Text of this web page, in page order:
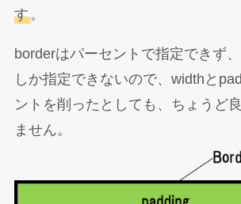
す。
borderはパーセントで指定できず
しか指定できないので、widthと
ントを削ったとしても、ちょうど
ません。